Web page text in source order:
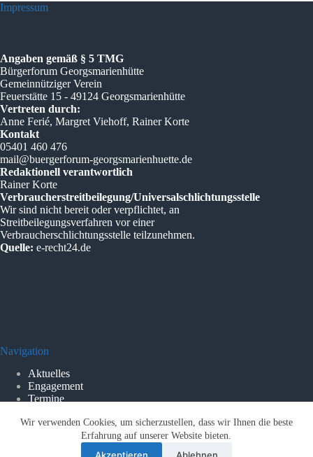
Wir verwenden Cookies, um sicherzustellen, dass wir Ihnen die beste
Erfahrung auf unserer Website bieten.
Akzeptieren Ablehnen
Impressum
Angaben gemäß § 5 TMG
Bürgerforum Georgsmarienhütte
Gemeinnütziger Verein
Feuerstätte 15 - 49124 Georgsmarienhütte
Vertreten durch:
Anne Ferié, Margret Viehoff, Rainer Korte
Kontakt
05401 460 476
mail@buergerforum-georgsmarienhuette.de
Redaktionell verantwortlich
Rainer Korte
Verbraucherstreitbeilegung/Universalschlichtungsstelle
Wir sind nicht bereit oder verpflichtet, an
Streitbeilegungsverfahren vor einer
Verbraucherschlichtungsstelle teilzunehmen.
Quelle: e-recht24.de
Navigation
Aktuelles
Engagement
Termine
BürgerForum